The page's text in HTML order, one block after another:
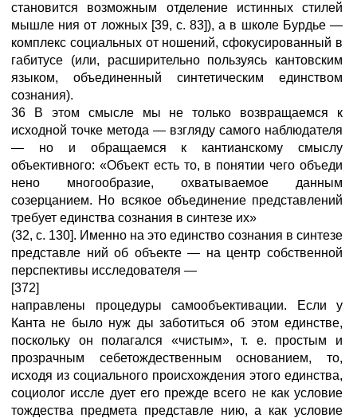
становится возможным отделение истинных стилей
мышле ния от ложных [39, с. 83]), а в школе Бурдье —
комплекс социальных от ношений, сфокусированный в
габитусе (или, расширительно пользуясь кантовским
языком, объединенный синтетическим единством
сознания).
36 В этом смысле мы не только возвращаемся к
исходной точке метода — взгляду самого наблюдателя
— но и обращаемся к кантианскому смыслу
объективного: «Объект есть то, в понятии чего объеди
нено многообразие, охватываемое данным
созерцанием. Но всякое объединение представлений
требует единства сознания в синтезе их»
(32, с. 130]. Именно на это единство сознания в синтезе
представле ний об объекте — на центр собственной
перспективы исследователя —
[372]
направлены процедуры самообъективации. Если у
Канта не было нуж ды заботиться об этом единстве,
поскольку он полагался «чистым», т. е. простым и
прозрачным себетождественным основанием, то,
исходя из социального происхождения этого единства,
социолог иссле дует его прежде всего не как условие
тождества предмета представле нию, а как условие